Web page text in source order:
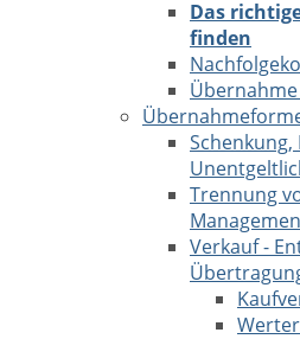
Das
finden
Schenkung,
Trennung
Verkauf -